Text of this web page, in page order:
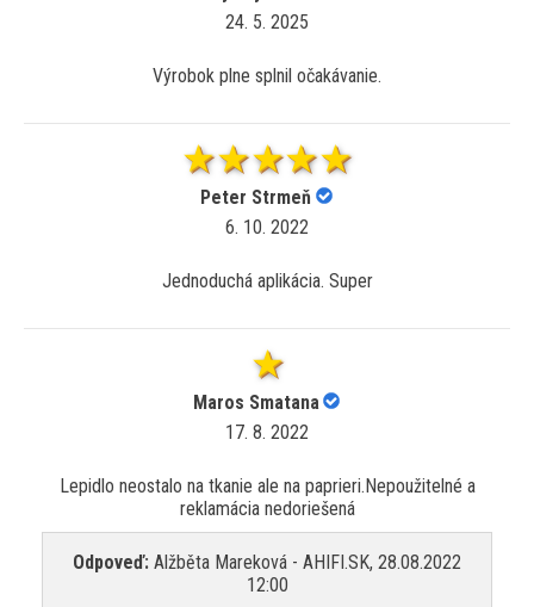
24. 5. 2025
Výrobok plne splnil očakávanie.
Peter Strmeň
6. 10. 2022
Jednoduchá aplikácia. Super
Maros Smatana
17. 8. 2022
Lepidlo neostalo na tkanie ale na paprieri.Nepoužitelné a
reklamácia nedoriešená
Odpoveď: Alžběta Mareková - AHIFI.SK, 28.08.2022
12:00